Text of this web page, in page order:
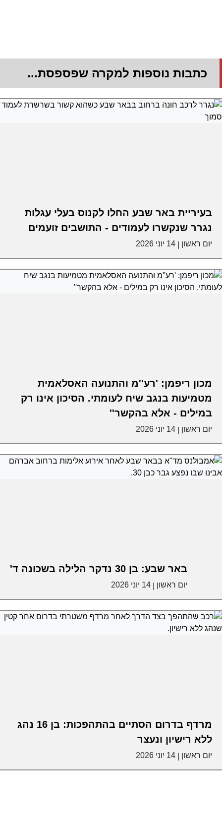
כתבות נוספות למקרה שפספסת...
בעיריית באר שבע החלו לקנוס בעלי עגלות
נגרר שנקשרו לעמודים - התושבים זועמים
יום ראשון 14 יוני 2026
מכון ריפמן: 'רע''מ והתנועה האסלאמית
מטמיעות בנגב שיח לעומתי. הסיכון אינו רק
במילים - אלא בהקשר''
יום ראשון 14 יוני 2026
באר שבע: בן 30 נדקר הלילה בשכונה ד'
יום ראשון 14 יוני 2026
מרדף בדרום הסתיים בהתהפכות: בן 16 נהג
ללא רישיון ונעצר
יום ראשון 14 יוני 2026